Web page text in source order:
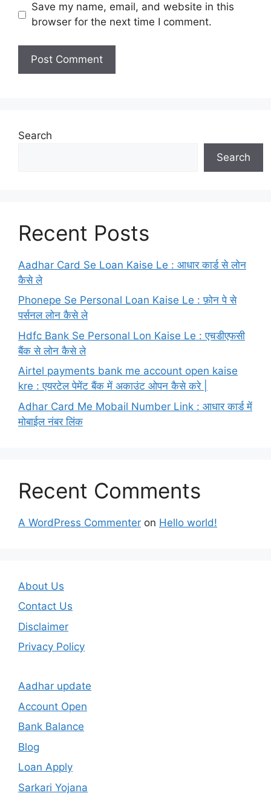
Save my name, email, and website in this
browser for the next time I comment.
Search
Search
Recent Posts
Aadhar Card Se Loan Kaise Le : आधार कार्ड से लोन
कैसे ले
Phonepe Se Personal Loan Kaise Le : फ़ोन पे से
पर्सनल लोन कैसे ले
Hdfc Bank Se Personal Lon Kaise Le : एचडीएफसी
बैंक से लोन कैसे ले
Airtel payments bank me account open kaise
kre : एयरटेल पेमेंट बैंक में अकाउंट ओपन कैसे करे |
Adhar Card Me Mobail Number Link : आधार कार्ड में
मोबाईल नंबर लिंक
Recent Comments
A WordPress Commenter on Hello world!
About Us
Contact Us
Disclaimer
Privacy Policy
Aadhar update
Account Open
Bank Balance
Blog
Loan Apply
Sarkari Yojana